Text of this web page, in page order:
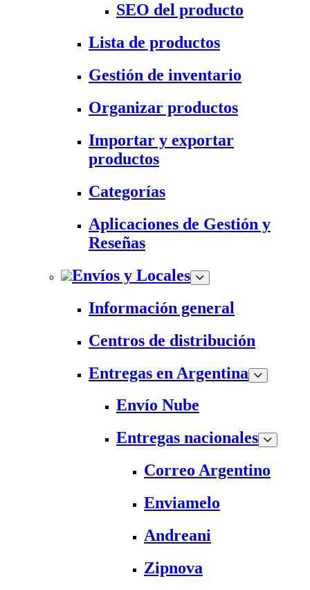
SEO del producto
Lista de productos
Gestión de inventario
Organizar productos
Importar y exportar
productos
Categorías
Aplicaciones de Gestión y
Reseñas
Envíos y Locales
Información general
Centros de distribución
Entregas en Argentina
Envío Nube
Entregas nacionales
Correo Argentino
Enviamelo
Andreani
Zipnova